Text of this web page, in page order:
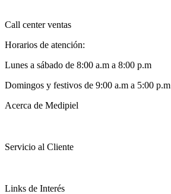
Call center ventas
Horarios de atención:
Lunes a sábado de 8:00 a.m a 8:00 p.m
Domingos y festivos de 9:00 a.m a 5:00 p.m
Acerca de Medipiel
Servicio al Cliente
Links de Interés